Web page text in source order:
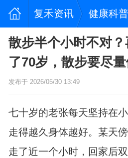
复禾资讯 健康科普
散步半个小时不对
了70岁，散步要尽量
发布于 2026/05/30 13:49
七十岁的老张每天坚持在
走得越久身体越好。某天
走了近一个小时，回家后